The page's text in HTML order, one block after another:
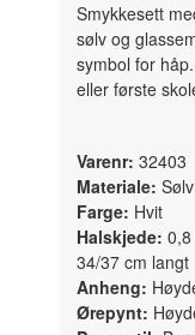
Smykkesett
sølv og
symbol for
eller første
Varenr: 32403
Materiale:
Farge: Hvit
Halskjede:
34/37 cm langt
Anheng:
Ørepynt: